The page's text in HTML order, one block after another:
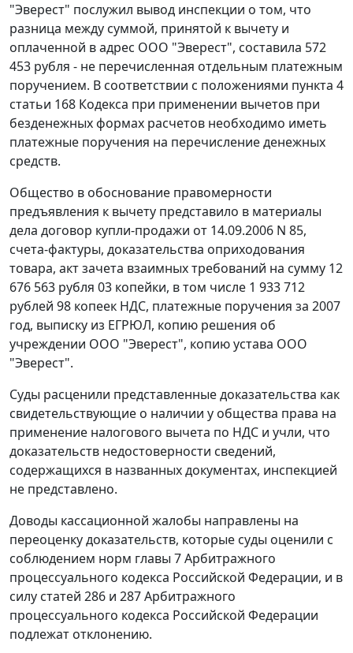
"Эверест" послужил вывод инспекции о том, что
разница между суммой, принятой к вычету и
оплаченной в адрес ООО "Эверест", составила 572
453 рубля - не перечисленная отдельным платежным
поручением. В соответствии с положениями пункта 4
статьи 168 Кодекса при применении вычетов при
безденежных формах расчетов необходимо иметь
платежные поручения на перечисление денежных
средств.
Общество в обоснование правомерности
предъявления к вычету представило в материалы
дела договор купли-продажи от 14.09.2006 N 85,
счета-фактуры, доказательства оприходования
товара, акт зачета взаимных требований на сумму 12
676 563 рубля 03 копейки, в том числе 1 933 712
рублей 98 копеек НДС, платежные поручения за 2007
год, выписку из ЕГРЮЛ, копию решения об
учреждении ООО "Эверест", копию устава ООО
"Эверест".
Суды расценили представленные доказательства как
свидетельствующие о наличии у общества права на
применение налогового вычета по НДС и учли, что
доказательств недостоверности сведений,
содержащихся в названных документах, инспекцией
не представлено.
Доводы кассационной жалобы направлены на
переоценку доказательств, которые суды оценили с
соблюдением норм главы 7Арбитражного
процессуального кодекса Российской Федерации, и в
силу статей 286 и 287Арбитражного
процессуального кодекса Российской Федерации
подлежат отклонению.